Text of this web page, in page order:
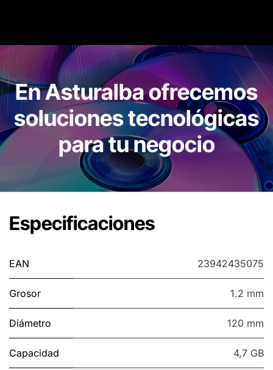
En Asturalba ofrecemos
soluciones tecnológicas
para tu negocio
Especificaciones
EAN 23942435075
Grosor 1.2 mm
Diámetro 120 mm
Capacidad 4,7 GB